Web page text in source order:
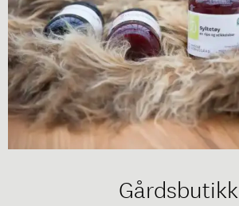
Gårdsbutikk